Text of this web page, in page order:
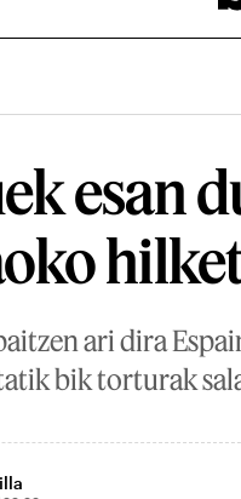
esan
ari dira
bik torturak